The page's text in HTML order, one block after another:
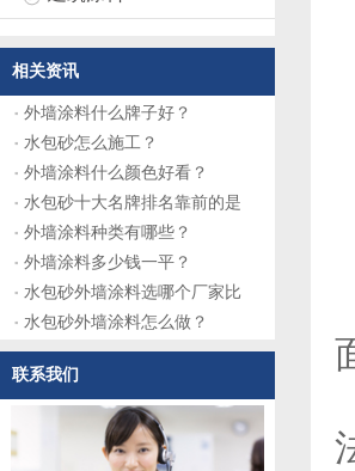
相关资讯
外墙涂料什么牌子好？
水包砂怎么施工？
外墙涂料什么颜色好看？
水包砂十大名牌排名靠前的是
外墙涂料种类有哪些？
外墙涂料多少钱一平？
水包砂外墙涂料选哪个厂家比
水包砂外墙涂料怎么做？
联系我们